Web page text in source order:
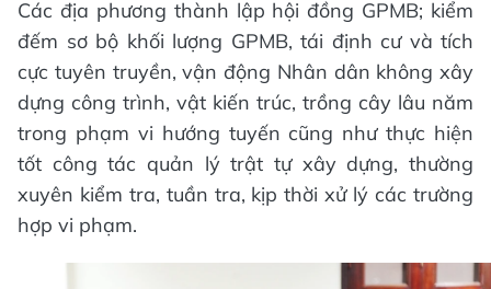
Các địa phương thành lập hội đồng GPMB; kiểm
đếm sơ bộ khối lượng GPMB, tái định cư và tích
cực tuyên truyền, vận động Nhân dân không xây
dựng công trình, vật kiến trúc, trồng cây lâu năm
trong phạm vi hướng tuyến cũng như thực hiện
tốt công tác quản lý trật tự xây dựng, thường
xuyên kiểm tra, tuần tra, kịp thời xử lý các trường
hợp vi phạm.